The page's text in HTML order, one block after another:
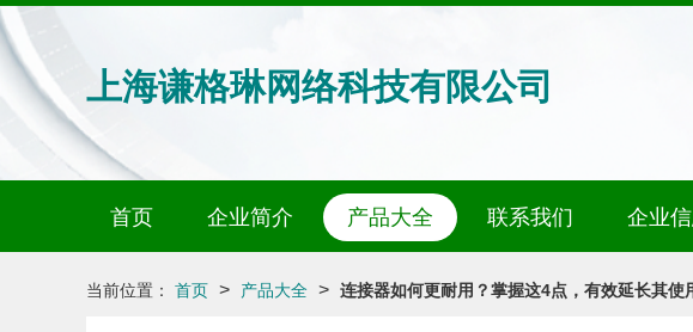
上海谦格琳网络科技有限公司
首页 企业简介 产品大全 联系我们 企业
当前位置： 首页 > 产品大全 > 连接器如何更耐用？掌握这4点，有效延长其使